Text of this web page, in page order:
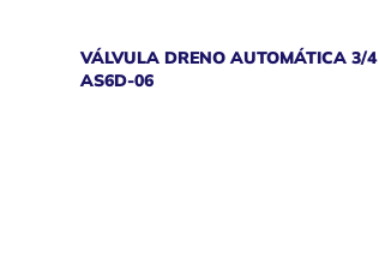
VÁLVULA DRENO AUTOMÁTICA 3/4
AS6D-06